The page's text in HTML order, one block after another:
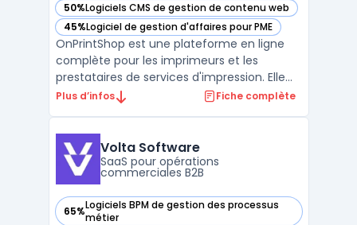
50%Logiciels CMS de gestion de contenu web
— voir OnPrintShop dans cette catégorie
45%Logiciel de gestion d'affaires pour PME
— voir OnPrintShop dans cette catégorie
OnPrintShop est une plateforme en ligne
complète pour les imprimeurs et les
prestataires de services d'impression. Elle
permet de créer et de gérer des sites de e-
brochures, les bannières, les étiquettes, les
emballages, etc. ...
Plus d’infos Fiche complète
Volta Software
SaaS pour opérations
commerciales B2B
65%Logiciels BPM de gestion des processus
métier
— voir Volta Software dans cette catégorie